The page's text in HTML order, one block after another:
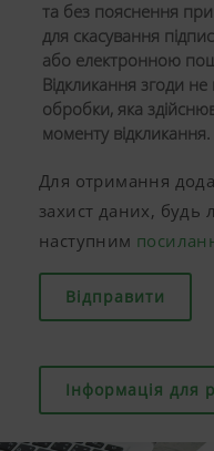
та без пояснення
для скасування
або електронною
Відкликання згоди
обробки, яка
моменту відкликання.
Для отримання
захист даних, будь
наступним
Відправити
Інформація для